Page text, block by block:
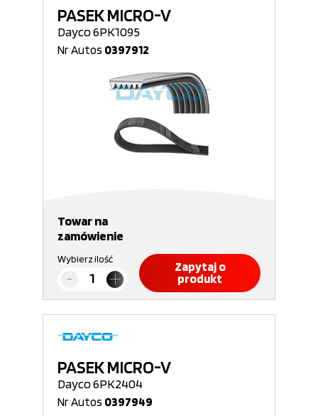
PASEK MICRO-V
Dayco 6PK1095
Nr Autos 0397912
Towar na
zamówienie
Wybierz ilość
Zapytaj o
produkt
PASEK MICRO-V
Dayco 6PK2404
Nr Autos 0397949